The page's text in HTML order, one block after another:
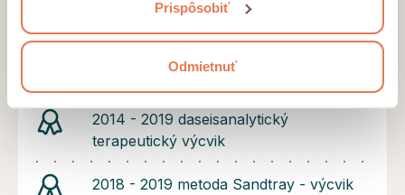
Prispôsobiť
Odmietnuť
2014 - 2019 PVŠPS - sociální práce se
aplikovanou psychoterapii
2014 - 2019 daseisanalytický
terapeutický výcvik
2018 - 2019 metoda Sandtray - výcvik